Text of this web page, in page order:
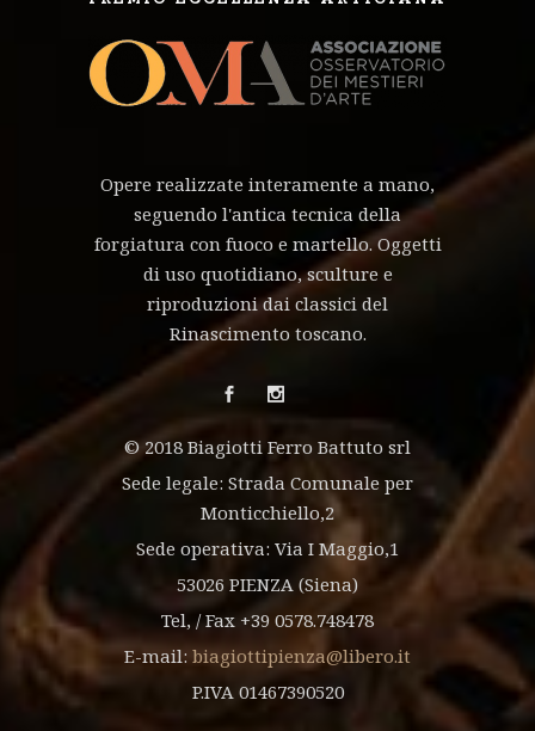
Opere realizzate interamente a mano,
seguendo l'antica tecnica della
forgiatura con fuoco e martello. Oggetti
di uso quotidiano, sculture e
riproduzioni dai classici del
Rinascimento toscano.
© 2018 Biagiotti Ferro Battuto srl
Sede legale: Strada Comunale per
Monticchiello,2
Sede operativa: Via I Maggio,1
53026 PIENZA (Siena)
Tel, / Fax +39 0578.748478
E-mail: biagiottipienza@libero.it
P.IVA 01467390520